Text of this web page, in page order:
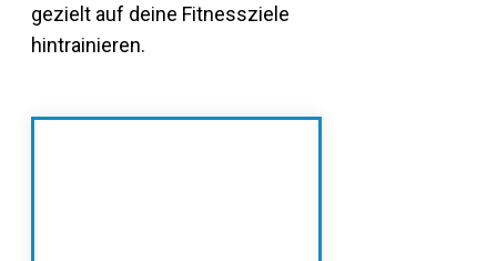
gezielt auf deine Fitnessziele
hintrainieren.